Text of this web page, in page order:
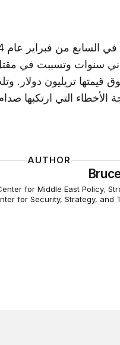
سنوات وتسببت في
قيمتها تريليون دولار.
التي ارتكبها صدام في
AUTHOR
for Middle East Policy,
for Security, Strategy, and